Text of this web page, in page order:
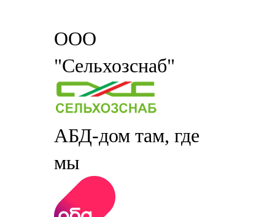
ООО
"Сельхозснаб"
АБД-дом там, где
мы